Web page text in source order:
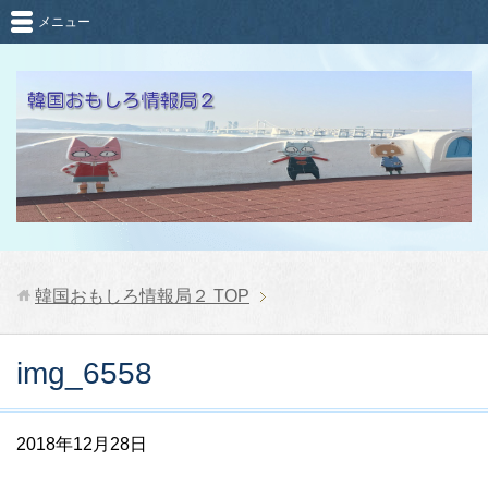
メニュー
韓国おもしろ情報局２ TOP
img_6558
2018年12月28日